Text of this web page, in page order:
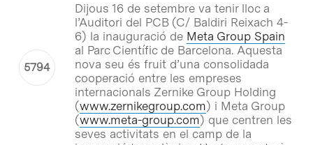
Dijous 16 de setembre va tenir lloc a
l’Auditori del PCB (C/ Baldiri Reixach 4-
6) la inauguració de Meta Group Spain
al Parc Científic de Barcelona. Aquesta
nova seu és fruit d’una consolidada
cooperació entre les empreses
internacionals Zernike Group Holding
(www.zernikegroup.com) i Meta Group
(www.meta-group.com) que centren les
seves activitats en el camp de la